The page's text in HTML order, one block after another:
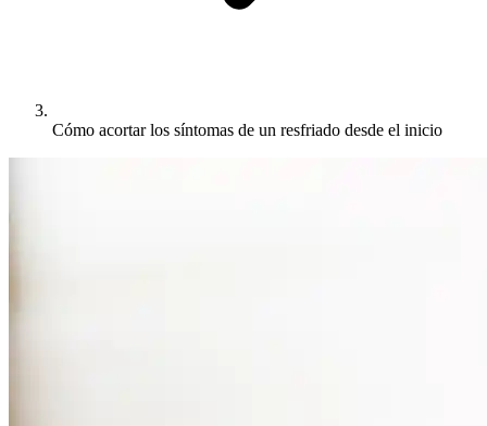
Cómo acortar los síntomas de un resfriado desde el inicio